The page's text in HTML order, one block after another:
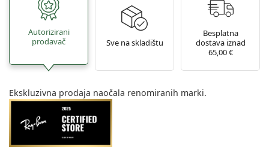
Autorizirani
prodavač
Sve na skladištu
Besplatna
dostava iznad
65,00 €
Ekskluzivna prodaja naočala renomiranih marki.